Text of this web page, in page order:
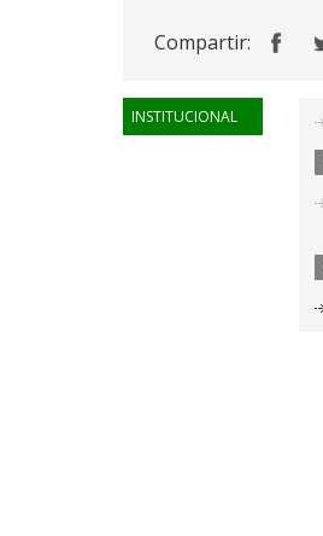
Compartir:
INSTITUCIONAL